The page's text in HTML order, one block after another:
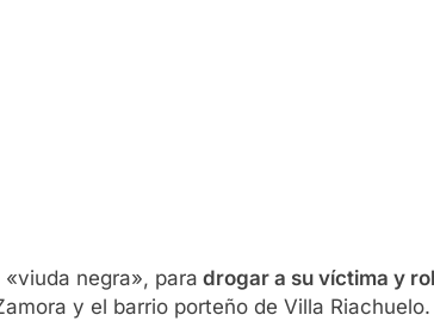
negra», para drogar a su víctima y
y el barrio porteño de Villa Riachuelo.